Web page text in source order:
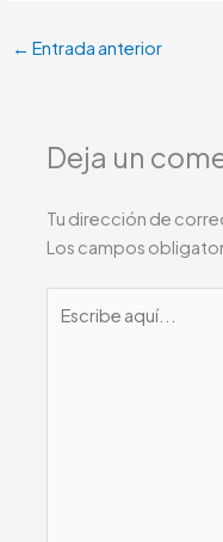
← Entrada anterior
Deja un
Tu dirección de
Los campos
aquí...